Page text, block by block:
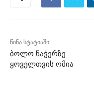
წინა სტატიაში
ბოლო ნაჭერზე
ყოველთვის ომია